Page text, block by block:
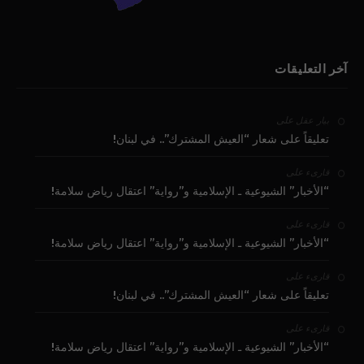
آخر التعليقات
بيار عقل على
تعليقاً على شعار “العيش المشترك”.. في لبنان!
قارىء على
“الأخبار” الشيوعية ـ الإسلامية و”رواية” اعتقال رياض سلامة!
قارىء على
“الأخبار” الشيوعية ـ الإسلامية و”رواية” اعتقال رياض سلامة!
قارىء على
تعليقاً على شعار “العيش المشترك”.. في لبنان!
قارىء على
“الأخبار” الشيوعية ـ الإسلامية و”رواية” اعتقال رياض سلامة!